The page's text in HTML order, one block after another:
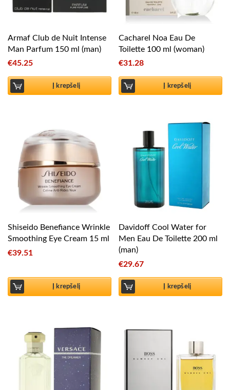
Armaf Club de Nuit Intense
Man Parfum 150 ml (man)
€45.25
Į krepšelį
Cacharel Noa Eau De
Toilette 100 ml (woman)
€31.28
Į krepšelį
Shiseido Benefiance Wrinkle
Smoothing Eye Cream 15 ml
€39.51
Į krepšelį
Davidoff Cool Water for
Men Eau De Toilette 200 ml
(man)
€29.67
Į krepšelį